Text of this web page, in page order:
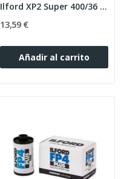
Ilford XP2 Super 400/36 C-41
13,59 €
Añadir al carrito